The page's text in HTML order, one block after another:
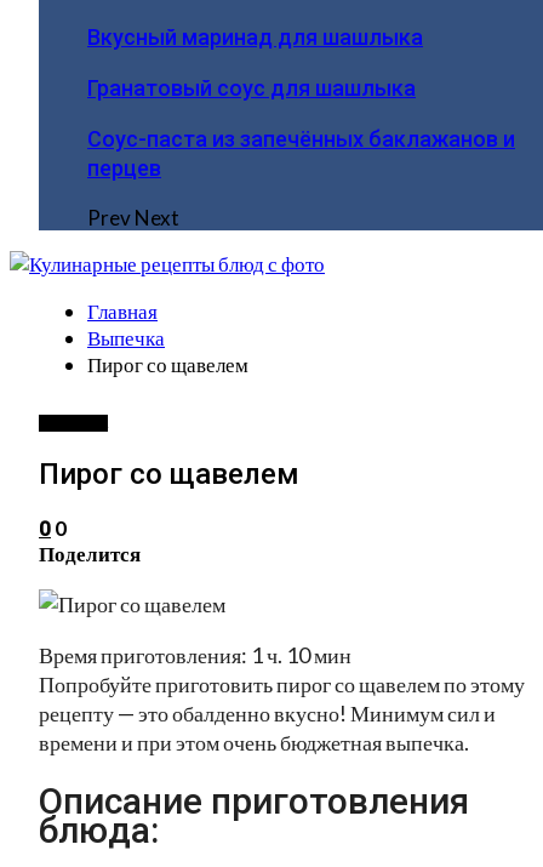
Вкусный маринад для шашлыка
Гранатовый соус для шашлыка
Соус-паста из запечённых баклажанов и
перцев
PrevNext
Главная
Выпечка
Пирог со щавелем
Пирог со щавелем
0 0
Поделится
Время приготовления: 1 ч. 10 мин
Попробуйте приготовить пирог со щавелем по этому
рецепту — это обалденно вкусно! Минимум сил и
времени и при этом очень бюджетная выпечка.
Описание приготовления
блюда: